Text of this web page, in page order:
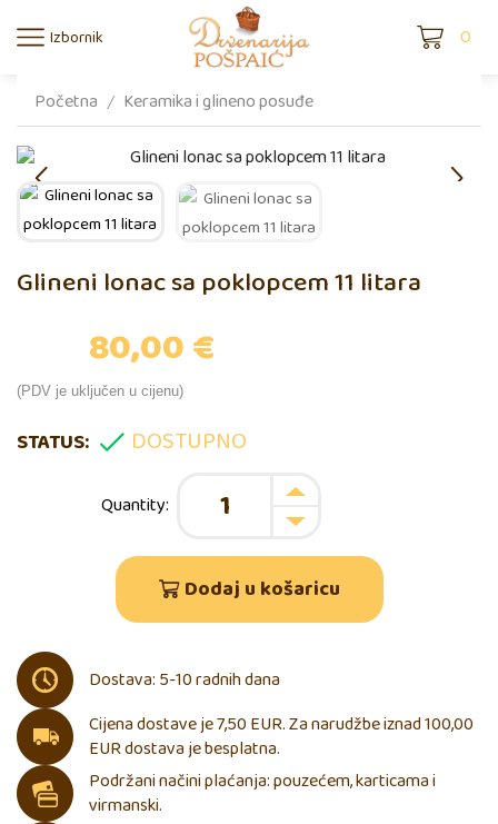
Izbornik 0
Početna / Keramika i glineno posuđe
Glineni lonac sa poklopcem 11 litara
80,00€
(PDV je uključen u cijenu)
STATUS: DOSTUPNO
Dodaj u košaricu
Dostava: 5-10 radnih dana
Cijena dostave je 7,50 EUR. Za narudžbe iznad 100,00
EUR dostava je besplatna.
Podržani načini plaćanja: pouzećem, karticama i
virmanski.